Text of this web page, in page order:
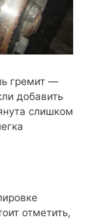
гремит —
добавить
слишком
отметить,